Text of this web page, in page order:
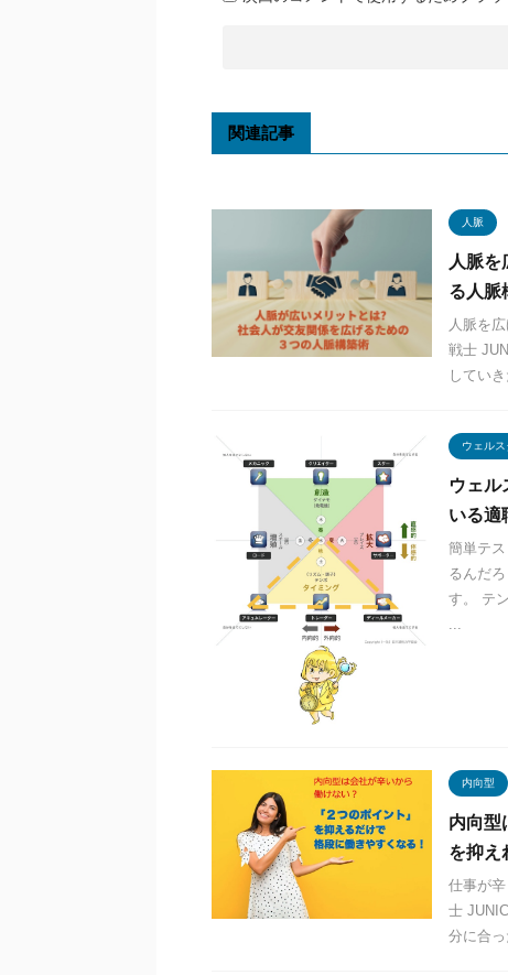
関連記事
人脈
人脈
る人脈
人脈を
戦士
してい
ウェル
ウェル
いる適
簡単テ
るんだ
す。 テ
...
内向型
内向型
を抑え
仕事が
士
分に合